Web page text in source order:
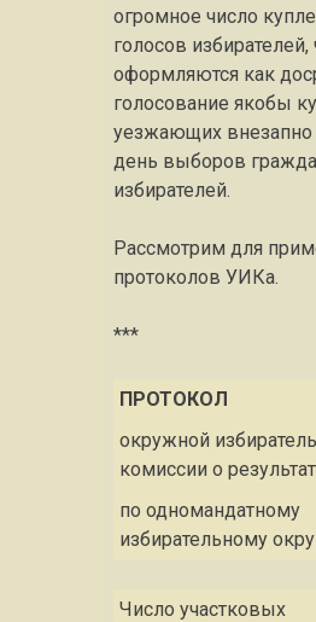
огромное число
голосов избирателей,
оформляются как
голосование якобы
уезжающих
день выборов
избирателей.
Рассмотрим для
протоколов УИКа.
***
ПРОТОКОЛ
окружной
комиссии о
по одномандатному
избирательному
Число участковых